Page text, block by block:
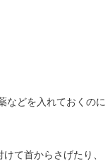
などを入れておくのに
て首からさげたり、